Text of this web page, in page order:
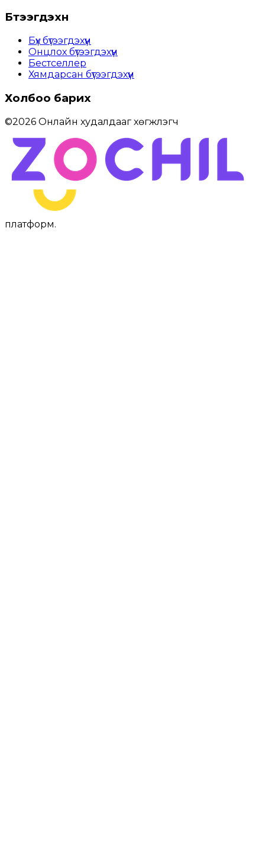
Бүтээгдэхүүн
Бүх бүтээгдэхүүн
Онцлох бүтээгдэхүүн
Бестселлер
Хямдарсан бүтээгдэхүүн
Холбоо барих
©2026 Онлайн худалдааг хөгжүүлэгч
платформ.